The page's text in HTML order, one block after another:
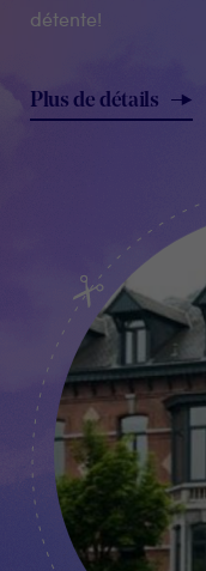
détente!
Plus de détails